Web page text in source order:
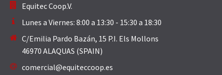
Equitec Coop.V.
Lunes a Viernes: 8:00 a 13:30 - 15:30 a 18:30
C/Emilia Pardo Bazán, 15 P.I. Els Mollons
46970 ALAQUAS (SPAIN)
comercial@equiteccoop.es